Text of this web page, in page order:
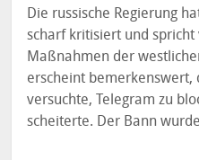
Die russische Regierung
scharf kritisiert und
Maßnahmen der
erscheint bemerkenswert,
versuchte, Telegram zu
scheiterte. Der Bann